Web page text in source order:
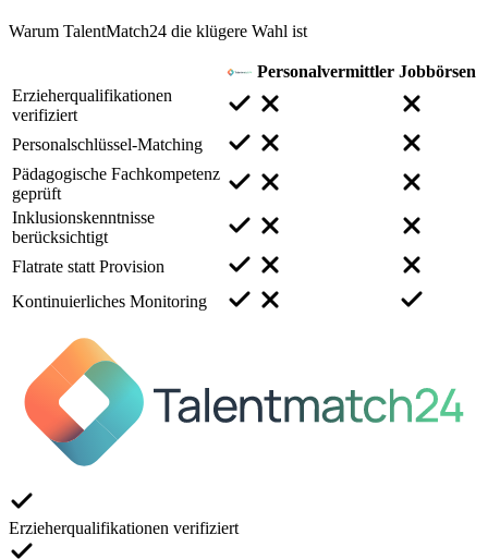
Warum TalentMatch24 die klügere Wahl ist
Personalvermittler Jobbörsen
Erzieherqualifikationen
verifiziert
Personalschlüssel-Matching
Pädagogische Fachkompetenz
geprüft
Inklusionskenntnisse
berücksichtigt
Flatrate statt Provision
Kontinuierliches Monitoring
Erzieherqualifikationen verifiziert